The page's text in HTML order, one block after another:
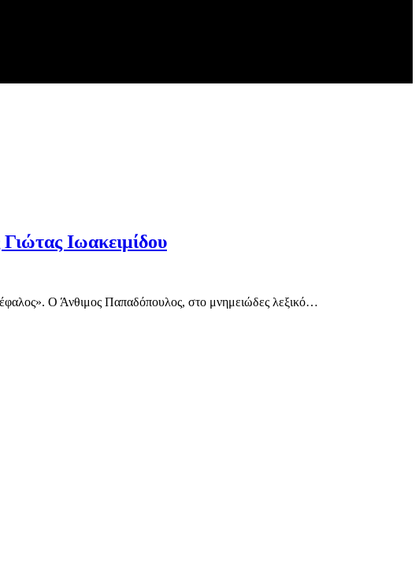
Ιωακειμίδου
Ο Άνθιμος Παπαδόπουλος, στο μνημειώδες λεξικό…